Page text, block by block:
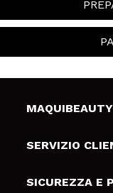
MAQUIBEAUTY
Chi siamo
Gift Cards
SERVIZIO
Spedizioni &
SICUREZZA E